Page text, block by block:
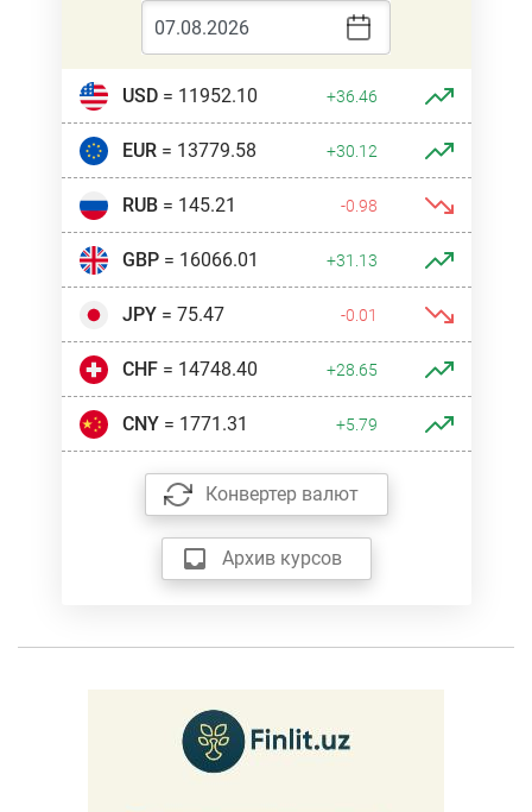
USD= 11952.10 +36.46
EUR= 13779.58 +30.12
RUB= 145.21 -0.98
GBP= 16066.01 +31.13
JPY= 75.47 -0.01
CHF= 14748.40 +28.65
CNY= 1771.31 +5.79
Конвертер валют
Архив курсов